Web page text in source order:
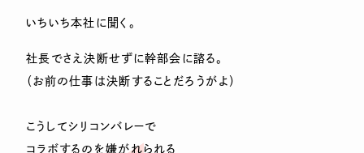
いちいち本社に聞く。
社長でさえ決断せずに幹部会に諮る。
（お前の仕事は決断することだろうがよ）
こうしてシリコンバレーで
コラボするのを嫌がれられる